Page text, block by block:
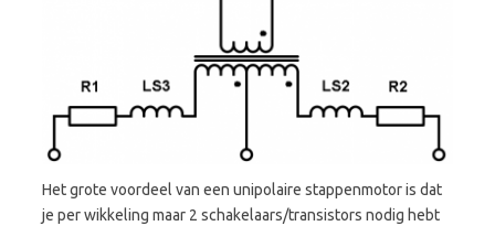
Het grote voordeel van een unipolaire stappenmotor is dat
je per wikkeling maar 2 schakelaars/transistors nodig hebt